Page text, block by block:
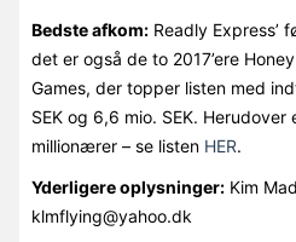
Bedste afkom:Readly Express’
det er også de to 2017’ere
Games, der topper listen med
SEK og 6,6 mio. SEK.
millionærer – se listen HER.
Yderligere oplysninger:Kim
klmflying@yahoo.dk